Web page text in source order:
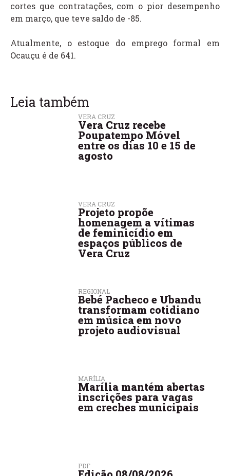
cortes que contratações, com o pior desempenho
em março, que teve saldo de -85.
Atualmente, o estoque do emprego formal em
Ocauçu é de 641.
Leia também
VERA CRUZ
Vera Cruz recebe
Poupatempo Móvel
entre os dias 10 e 15 de
agosto
VERA CRUZ
Projeto propõe
homenagem a vítimas
de feminicídio em
espaços públicos de
Vera Cruz
REGIONAL
Bebé Pacheco e Ubandu
transformam cotidiano
em música em novo
projeto audiovisual
MARÍLIA
Marília mantém abertas
inscrições para vagas
em creches municipais
PDF